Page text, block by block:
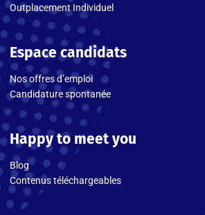
Outplacement Individuel
Espace candidats
Nos offres d’emploi
Candidature spontanée
Happy to meet you
Blog
Contenus téléchargeables